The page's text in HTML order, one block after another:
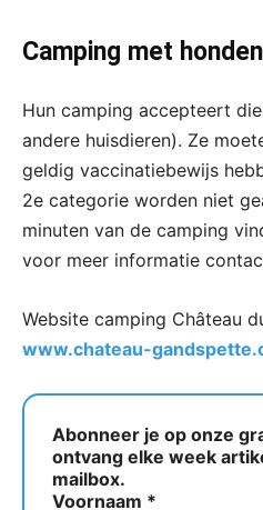
Camping met honden
Hun camping accepteert
andere huisdieren). Ze
geldig vaccinatiebewijs
2e categorie worden niet
minuten van de camping
voor meer informatie
Website camping Château
www.chateau-
Abonneer je op onze
ontvang elke week
mailbox.
Voornaam *